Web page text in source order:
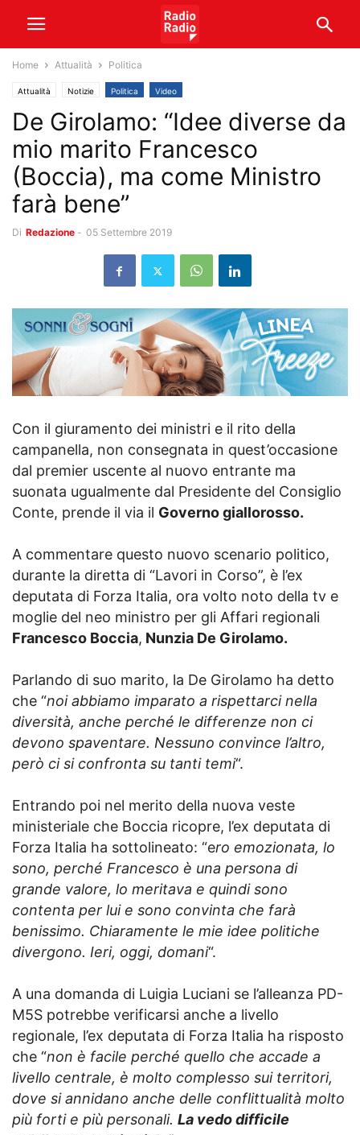
Home Attualità Politica
Attualità Notizie Politica Video
De Girolamo: “Idee diverse da
mio marito Francesco
(Boccia), ma come Ministro
farà bene”
Di Redazione - 05 Settembre 2019
Con il giuramento dei ministri e il rito della
campanella, non consegnata in quest’occasione
dal premier uscente al nuovo entrante ma
suonata ugualmente dal Presidente del Consiglio
Conte, prende il via il Governo giallorosso.
A commentare questo nuovo scenario politico,
durante la diretta di “Lavori in Corso”, è l’ex
deputata di Forza Italia, ora volto noto della tv e
moglie del neo ministro per gli Affari regionali
Francesco Boccia, Nunzia De Girolamo.
Parlando di suo marito, la De Girolamo ha detto
che “noi abbiamo imparato a rispettarci nella
diversità, anche perché le differenze non ci
devono spaventare. Nessuno convince l’altro,
però ci si confronta su tanti temi“.
Entrando poi nel merito della nuova veste
ministeriale che Boccia ricopre, l’ex deputata di
Forza Italia ha sottolineato: “ero emozionata, lo
sono, perché Francesco è una persona di
grande valore, lo meritava e quindi sono
contenta per lui e sono convinta che farà
benissimo. Chiaramente le mie idee politiche
divergono. Ieri, oggi, domani“.
A una domanda di Luigia Luciani se l’alleanza PD-
M5S potrebbe verificarsi anche a livello
regionale, l’ex deputata di Forza Italia ha risposto
che “non è facile perché quello che accade a
livello centrale, è molto complesso sui territori,
dove si annidano anche delle conflittualità molto
più forti e più personali. La vedo difficile